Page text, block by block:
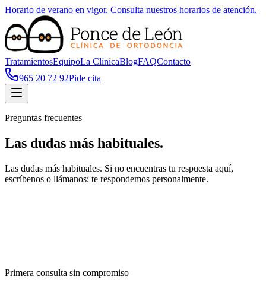
Horario de verano en vigor. Consulta nuestros horarios de atención.
TratamientosEquipoLa ClínicaBlogFAQContacto
965 20 72 92Pide cita
Preguntas frecuentes
Las dudas más habituales.
Las dudas más habituales. Si no encuentras tu respuesta aquí,
escríbenos o llámanos: te respondemos personalmente.
Primera consulta sin compromiso